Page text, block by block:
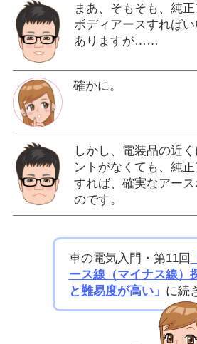
まあ、そもそも、純
ボディアースすれば
ありますが……
確かに。
しかし、電装品の近
ントがなくても、純
すれば、確実なアー
のです。
車の電気入門・第11回
ース線（マイナス線）
と難易度が高い」 に続